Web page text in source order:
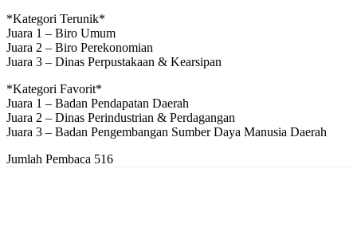
*Kategori Terunik*
Juara 1 – Biro Umum
Juara 2 – Biro Perekonomian
Juara 3 – Dinas Perpustakaan & Kearsipan
*Kategori Favorit*
Juara 1 – Badan Pendapatan Daerah
Juara 2 – Dinas Perindustrian & Perdagangan
Juara 3 – Badan Pengembangan Sumber Daya Manusia Daerah
Jumlah Pembaca 516